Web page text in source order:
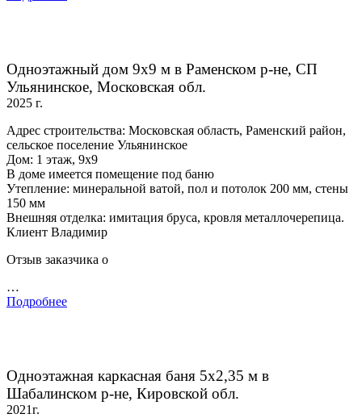
Одноэтажный дом 9х9 м в Раменском р-не, СП
Ульянинское, Московская обл.
2025 г.
Адрес строительства: Московская область, Раменский район,
сельское поселение Ульянинское
Дом: 1 этаж, 9х9
В доме имеется помещение под баню
Утепление: минеральной ватой, пол и потолок 200 мм, стены
150 мм
Внешняя отделка: имитация бруса, кровля металлочерепица.
Клиент Владимир
Отзыв заказчика о
…
Подробнее
Одноэтажная каркасная баня 5х2,35 м в
Шабалинском р-не, Кировской обл.
2021г.